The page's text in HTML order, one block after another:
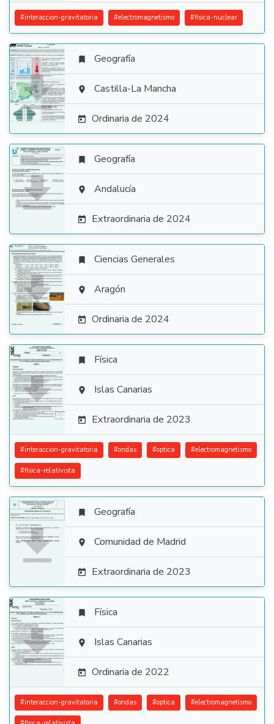
#interaccion-gravitatoria #electromagnetismo #fisica-nuclear

 Geografía
 Castilla-La Mancha
 Ordinaria de 2024

 Geografía
 Andalucía
 Extraordinaria de 2024

 Ciencias Generales
 Aragón
 Ordinaria de 2024

 Física
 Islas Canarias
 Extraordinaria de 2023
#interaccion-gravitatoria #ondas #optica #electromagnetismo
#fisica-relativista

 Geografía
 Comunidad de Madrid
 Extraordinaria de 2023

 Física
 Islas Canarias
 Ordinaria de 2022
#interaccion-gravitatoria #ondas #optica #electromagnetismo